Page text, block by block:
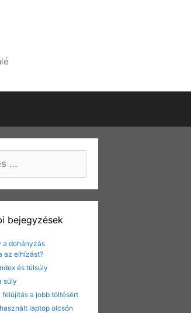
bejegyzések
a dohányzás
az elhízást?
és túlsúly
súly
felújítás a jobb töltésért
laptop olcsón